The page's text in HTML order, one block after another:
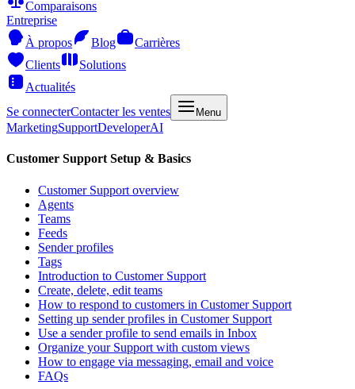
Comparaisons
Entreprise
À propos
Blog
Carrières
Clients
Solutions
Actualités
Se connecterContacter les ventes Menu
MarketingSupportDeveloperAI
Customer Support Setup & Basics
Customer Support overview
Agents
Teams
Feeds
Sender profiles
Tags
Introduction to Customer Support
Create, delete, edit teams
How to respond to customers in Customer Support
Setting up sender profiles in Customer Support
Use a sender profile to send emails in Inbox
Organize your Support with custom views
How to engage via messaging, email and voice
FAQs